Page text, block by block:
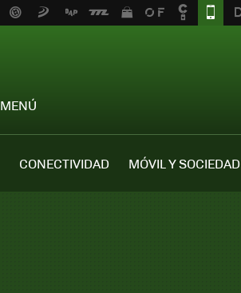
MENÚ
CONECTIVIDAD MÓVIL Y SOCIEDAD